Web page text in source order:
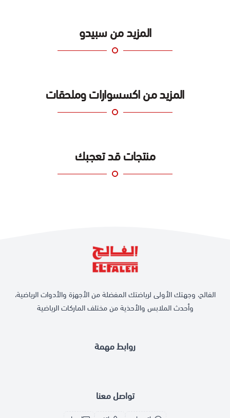
المزيد من سبيدو
المزيد من اكسسوارات وملحقات
منتجات قد تعجبك
روابط مهمة
الفالح، وجهتك الأولى لرياضتك المفضلة من الأجهزة والأدوات الرياضية،
وأحدث الملابس والأحذية من مختلف الماركات الرياضية
تواصل معنا